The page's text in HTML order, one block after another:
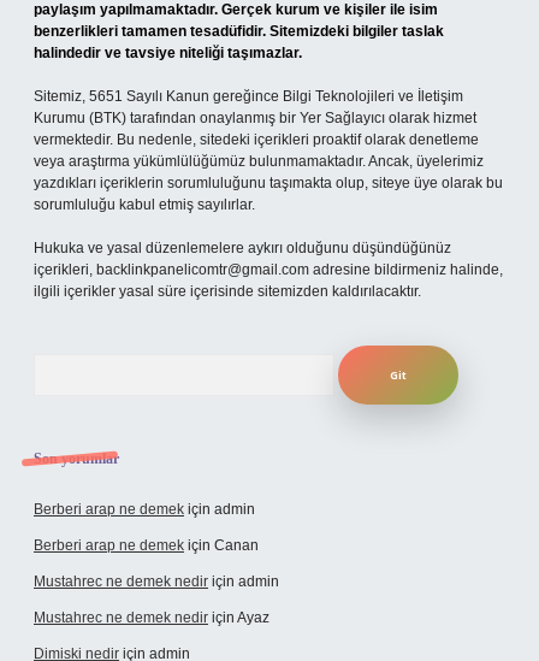
paylaşım yapılmamaktadır. Gerçek kurum ve kişiler ile isim
benzerlikleri tamamen tesadüfidir. Sitemizdeki bilgiler taslak
halindedir ve tavsiye niteliği taşımazlar.
Sitemiz, 5651 Sayılı Kanun gereğince Bilgi Teknolojileri ve İletişim
Kurumu (BTK) tarafından onaylanmış bir Yer Sağlayıcı olarak hizmet
vermektedir. Bu nedenle, sitedeki içerikleri proaktif olarak denetleme
veya araştırma yükümlülüğümüz bulunmamaktadır. Ancak, üyelerimiz
yazdıkları içeriklerin sorumluluğunu taşımakta olup, siteye üye olarak bu
sorumluluğu kabul etmiş sayılırlar.
Hukuka ve yasal düzenlemelere aykırı olduğunu düşündüğünüz
içerikleri, backlinkpanelicomtr@gmail.com adresine bildirmeniz halinde,
ilgili içerikler yasal süre içerisinde sitemizden kaldırılacaktır.
Son yorumlar
Berberi arap ne demek için admin
Berberi arap ne demek için Canan
Mustahrec ne demek nedir için admin
Mustahrec ne demek nedir için Ayaz
Dimiski nedir için admin